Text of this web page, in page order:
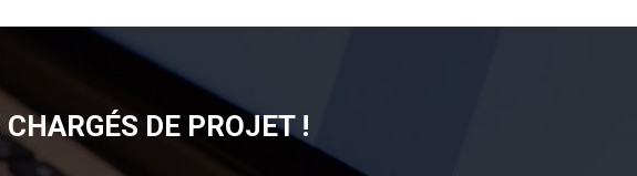
DE PROJET !